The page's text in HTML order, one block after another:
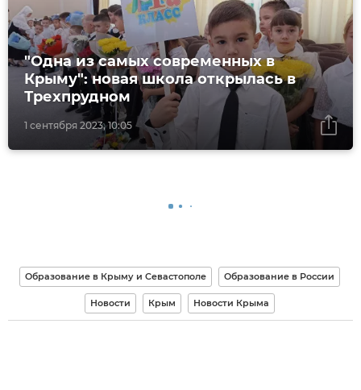
1 сентября 2023, 10:05
"Одна из самых современных в
Крыму": новая школа открылась в
Трехпрудном
Образование в Крыму и Севастополе Образование в России
Новости Крым Новости Крыма